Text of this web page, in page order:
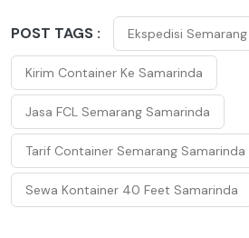
POST TAGS : Ekspedisi
Kirim Container Ke Samarinda
Jasa FCL Semarang Samarinda
Tarif Container Semarang
Sewa Kontainer 40 Feet Samarinda